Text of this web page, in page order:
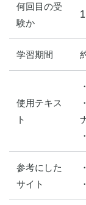
何回目の受
験か
1
学習期間
使用テキス
ト
参考にした
サイト